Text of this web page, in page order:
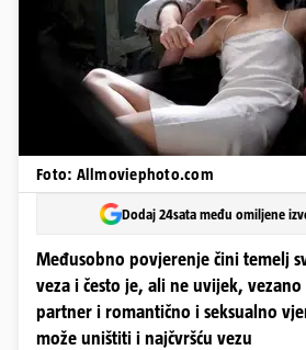
Foto: Allmoviephoto.com
Dodaj 24sata među omiljene
Međusobno povjerenje čini temelj
veza i često je, ali ne uvijek,
partner i romantično i seksualno
može uništiti i najčvršću vezu